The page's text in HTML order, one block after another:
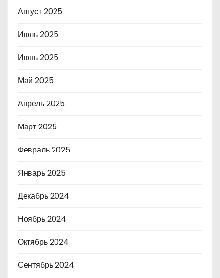
Август 2025
Июль 2025
Июнь 2025
Май 2025
Апрель 2025
Март 2025
Февраль 2025
Январь 2025
Декабрь 2024
Ноябрь 2024
Октябрь 2024
Сентябрь 2024